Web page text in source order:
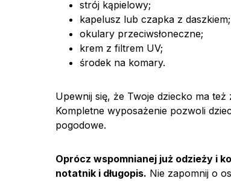
strój kąpielowy;
kapelusz lub czapka z daszkiem;
okulary przeciwsłoneczne;
krem z filtrem UV;
środek na komary.
Upewnij się, że Twoje dziecko ma
Kompletne wyposażenie pozwoli
pogodowe.
Oprócz wspomnianej już odzieży i
notatnik i długopis. Nie zapomnij o